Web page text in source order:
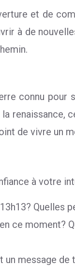
et de
à de
connu
renaissance,
de vivre un
à votre
Quelles
ce moment?
message